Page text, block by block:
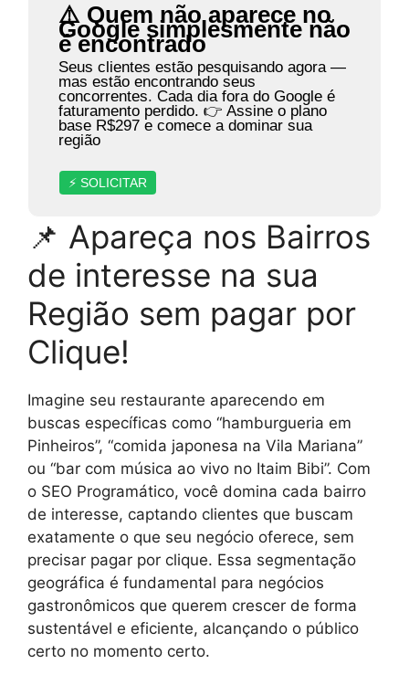
⚠️ Quem não aparece no
Google simplesmente não
é encontrado
Seus clientes estão pesquisando agora —
mas estão encontrando seus
concorrentes. Cada dia fora do Google é
faturamento perdido. 👉 Assine o plano
base R$297 e comece a dominar sua
região
⚡ SOLICITAR
📌 Apareça nos Bairros
de interesse na sua
Região sem pagar por
Clique!
Imagine seu restaurante aparecendo em
buscas específicas como “hamburgueria em
Pinheiros”, “comida japonesa na Vila Mariana”
ou “bar com música ao vivo no Itaim Bibi”. Com
o SEO Programático, você domina cada bairro
de interesse, captando clientes que buscam
exatamente o que seu negócio oferece, sem
precisar pagar por clique. Essa segmentação
geográfica é fundamental para negócios
gastronômicos que querem crescer de forma
sustentável e eficiente, alcançando o público
certo no momento certo.